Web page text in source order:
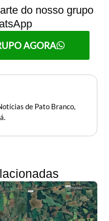
do nosso grupo
AGORA
de Pato Branco,